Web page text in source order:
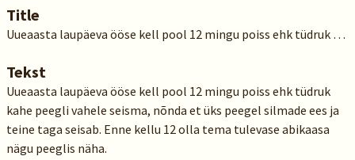
Title
Uueaasta laupäeva ööse kell pool 12 mingu poiss ehk tüdruk …
Tekst
Uueaasta laupäeva ööse kell pool 12 mingu poiss ehk tüdruk
kahe peegli vahele seisma, nõnda et üks peegel silmade ees ja
teine taga seisab. Enne kellu 12 olla tema tulevase abikaasa
nägu peeglis näha.